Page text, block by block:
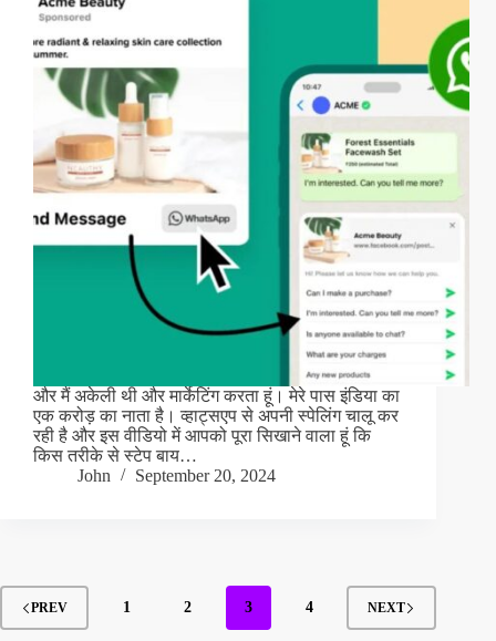
और मैं अकेली थी और मार्केटिंग करता हूं। मेरे पास इंडिया का
एक करोड़ का नाता है। व्हाट्सएप से अपनी स्पेलिंग चालू कर
रही है और इस वीडियो में आपको पूरा सिखाने वाला हूं कि
किस तरीके से स्टेप बाय…
John
September 20, 2024
PREV 1 2 3 4 NEXT